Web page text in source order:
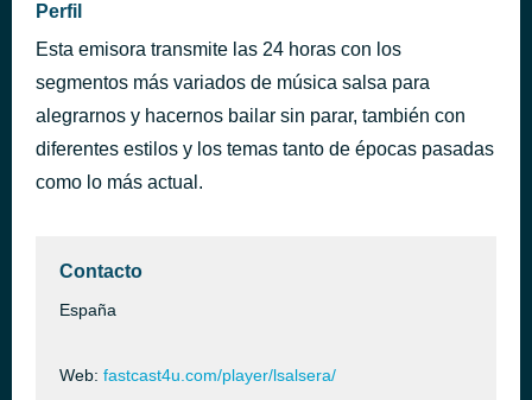
Perfil
Esta emisora transmite las 24 horas con los
segmentos más variados de música salsa para
alegrarnos y hacernos bailar sin parar, también con
diferentes estilos y los temas tanto de épocas pasadas
como lo más actual.
Contacto
España
Web: fastcast4u.com/player/lsalsera/